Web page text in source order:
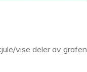
vise deler av grafen.